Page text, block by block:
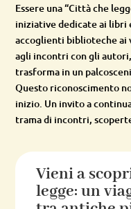
Essere una “Città che
iniziative dedicate ai libri
accoglienti biblioteche ai
agli incontri con gli
trasforma in un
Questo riconoscimento
inizio. Un invito a
trama di incontri,
Vieni a
legge: un